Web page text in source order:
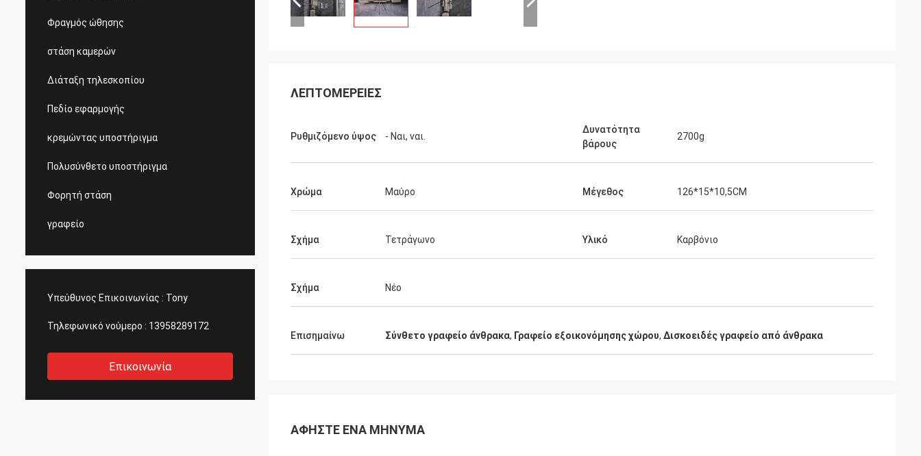
Φραγμός ώθησης
στάση καμερών
Διάταξη τηλεσκοπίου
Πεδίο εφαρμογής
κρεμώντας υποστήριγμα
Πολυσύνθετο υποστήριγμα
Φορητή στάση
γραφείο
Υπεύθυνος Επικοινωνίας : Tony
Τηλεφωνικό νούμερο : 13958289172
Επικοινωνία
ΛΕΠΤΟΜΈΡΕΙΕΣ
Ρυθμιζόμενο ύψος - Ναι, ναι.
Δυνατότητα
βάρους
2700g
Χρώμα Μαύρο Μέγεθος 126*15*10,5CM
Σχήμα Τετράγωνο Υλικό Καρβόνιο
Σχήμα Νέο
Επισημαίνω Σύνθετο γραφείο άνθρακα, Γραφείο εξοικονόμησης χώρου, Δισκοειδές γραφείο από άνθρακα
ΑΦΉΣΤΕ ΈΝΑ ΜΉΝΥΜΑ